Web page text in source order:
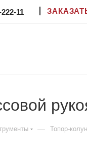
11
— Топор-